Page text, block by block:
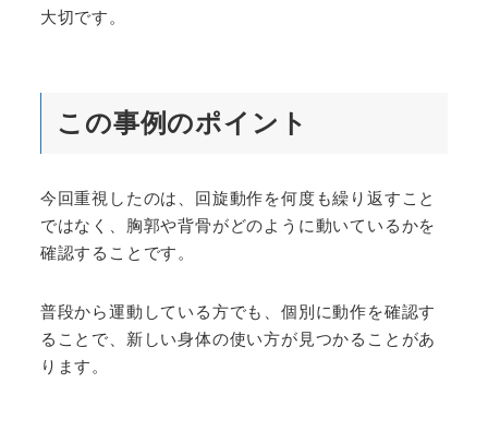
大切です。
この事例のポイント
今回重視したのは、回旋動作を何度も繰り返すこと
ではなく、胸郭や背骨がどのように動いているかを
確認することです。
普段から運動している方でも、個別に動作を確認す
ることで、新しい身体の使い方が見つかることがあ
ります。